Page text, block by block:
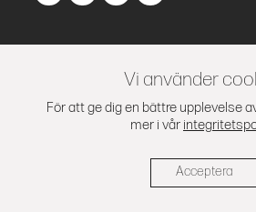
Vi använder
För att ge dig en bättre upplevelse
mer i vår
Acceptera